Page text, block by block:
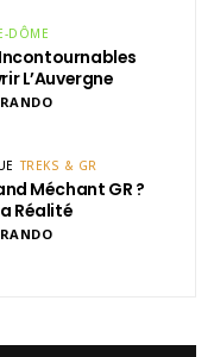
DÔME
L’Auvergne
TREKS & GR
Méchant GR ?
Réalité